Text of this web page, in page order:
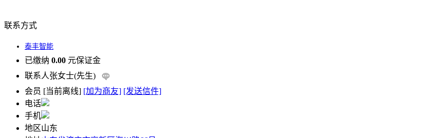
联系方式
泰丰智能
已缴纳 0.00 元保证金
联系人张女士(先生)
会员 [当前离线] [加为商友] [发送信件]
电话
手机
地区山东